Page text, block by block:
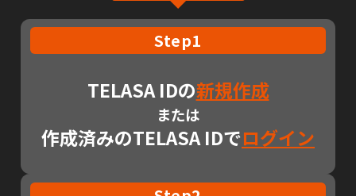
Step1
TELASA IDの新規作成
または
作成済みのTELASA IDでログイン